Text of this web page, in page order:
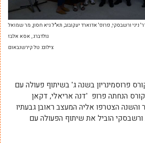
ניני ורשבסקי, פרופ' אדוארד יעקובוב, תא"ל גיא חסון, מר שמואל
גולדברג , אסא אלבז
צילום: טל קירשנבאום
פרוסמינריון בשנה ג' בשיתוף פעולה עם
הנחתה פרופ 'דנה אריאלי, דקאן
הצטרפו אליה המעצב ראובן גבעתיו
הוביל את שיתוף הפעולה עם